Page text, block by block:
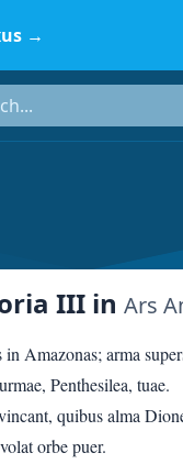
→
III in Ars
Amazonas; arma
Penthesilea, tuae.
quibus alma
orbe puer.